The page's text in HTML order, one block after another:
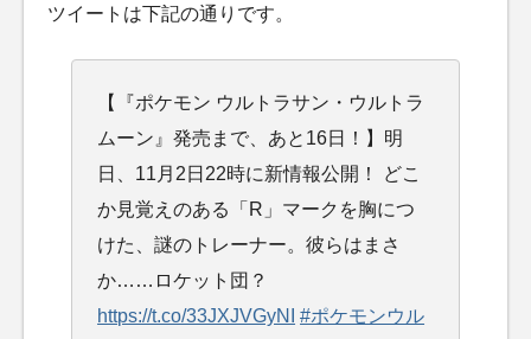
ツイートは下記の通りです。
【『ポケモン ウルトラサン・ウルトラ
ムーン』発売まで、あと16日！】明
日、11月2日22時に新情報公開！ どこ
か見覚えのある「R」マークを胸につ
けた、謎のトレーナー。彼らはまさ
か……ロケット団？
https://t.co/33JXJVGyNI
#ポケモンウル